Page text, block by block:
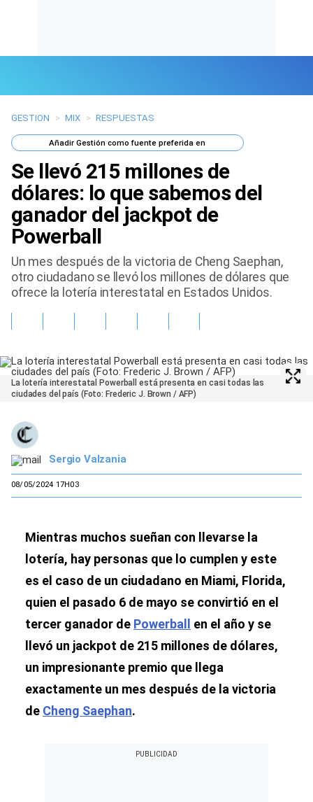
Últimas Noticias
Mi Bolsillo
Respuestas
Gente
Tendencias Mix
Sports
GESTION > MIX > RESPUESTAS
AñadirGestión como fuente preferida en
Se llevó 215 millones de
dólares: lo que sabemos del
ganador del jackpot de
Powerball
Un mes después de la victoria de Cheng Saephan,
otro ciudadano se llevó los millones de dólares que
ofrece la lotería interestatal en Estados Unidos.
La lotería interestatal Powerball está presenta en casi todas las
ciudades del país (Foto: Frederic J. Brown / AFP)
Sergio Valzania
08/05/2024 17H03
Mientras muchos sueñan con llevarse la
lotería, hay personas que lo cumplen y este
es el caso de un ciudadano en Miami, Florida,
quien el pasado 6 de mayo se convirtió en el
tercer ganador de Powerball
en el año y se
llevó un jackpot de 215 millones de dólares,
un impresionante premio que llega
exactamente un mes después de la victoria
de Cheng Saephan.